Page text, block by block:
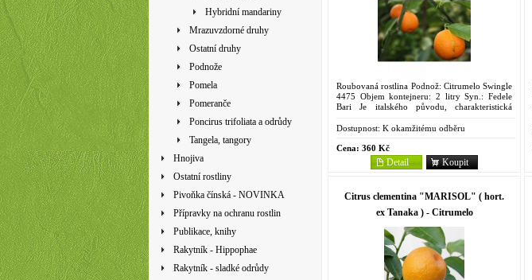
Hybridní mandariny
Mrazuvzdorné druhy
Ostatní druhy
Podnože
Pomela
Pomeranče
Poncirus trifoliata a odrůdy
Tangela, tangory
Hnojiva
Ostatní rostliny
Pivoňka čínská - NOVINKA
Přípravky na ochranu rostlin
Publikace, knihy
Rakytník - Hippophae
Rakytník - sladké odrůdy
Roubovaná rostlina Podnož: Citrumelo Swingle
4475 Objem kontejneru: 2 litry Syn.: Fedele
Bari Je italského původu, charakteristická
průměrnou...
Dostupnost: K okamžitému odběru
Cena: 360 Kč
Koupit
Detail
Citrus clementina "MARISOL" ( hort.
ex Tanaka ) - Citrumelo